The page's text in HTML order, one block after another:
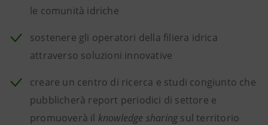
le comunità idriche
sostenere gli operatori della filiera idrica
attraverso soluzioni innovative
creare un centro di ricerca e studi congiunto che
pubblicherà report periodici di settore e
promuoverà il knowledge sharing sul territorio